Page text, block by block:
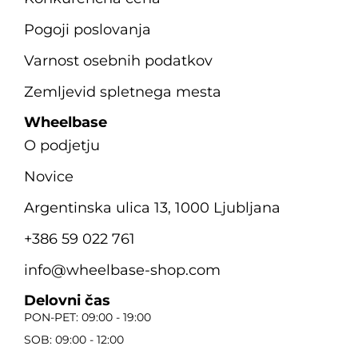
Pogoji poslovanja
Varnost osebnih podatkov
Zemljevid spletnega mesta
Wheelbase
O podjetju
Novice
Argentinska ulica 13, 1000 Ljubljana
+386 59 022 761
info@wheelbase-shop.com
Delovni čas
PON-PET: 09:00 - 19:00
SOB: 09:00 - 12:00